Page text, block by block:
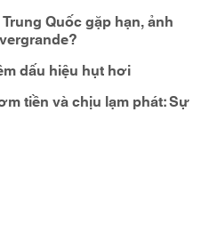
Quốc gặp hạn, ảnh
dấu hiệu hụt hơi
tiền và chịu lạm phát: Sự